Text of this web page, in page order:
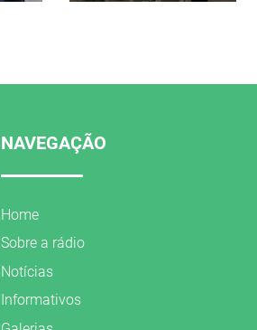
NAVEGAÇÃO
Home
Sobre a rádio
Notícias
Informativos